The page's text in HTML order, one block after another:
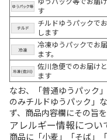
す
チルドゆうパックで
します
冷凍ゆうパックでお
ます。
佐川急便でのお届け
ます
なお、「普通ゆうパック
のみチルドゆうパック」
ず、商品内容欄にその旨
アレルギー情報につい
商品に「小麦」「そば」